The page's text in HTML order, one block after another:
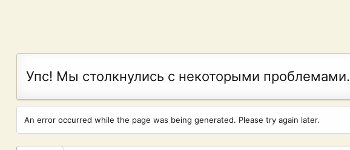
Упс! Мы столкнулись с некоторыми проблемами.
An error occurred while the page was being generated. Please try again later.